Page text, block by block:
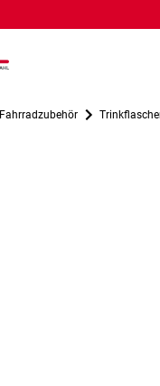
Fahrradzubehör